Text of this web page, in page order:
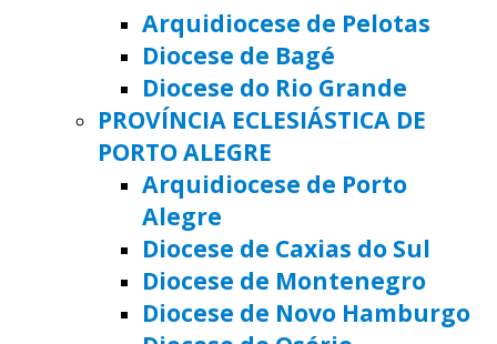
Arquidiocese de Pelotas
Diocese de Bagé
Diocese do Rio Grande
PROVÍNCIA ECLESIÁSTICA DE
PORTO ALEGRE
Arquidiocese de Porto
Alegre
Diocese de Caxias do Sul
Diocese de Montenegro
Diocese de Novo Hamburgo